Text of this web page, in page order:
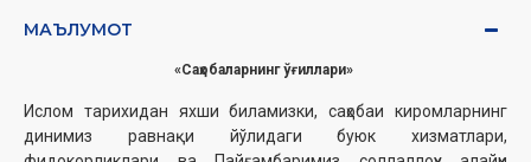
МАЪЛУМОТ
«Саҳобаларнинг ўғиллари»
Ислом тарихидан яхши биламизки, саҳобаи киромларнинг
динимиз равнақи йўлидаги буюк хизматлари,